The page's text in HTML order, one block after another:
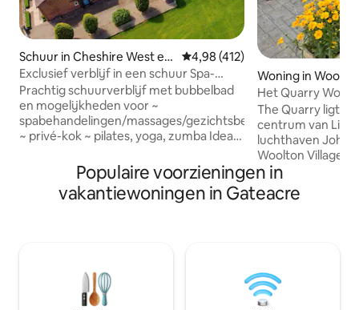
Schuur in Cheshire West en
Chester
Gemiddelde beoordeling van
4,98 (412)
Exclusief verblijf in een schuur Spa-
behandelingen en chef-kok ter plaatse
Prachtig schuurverblijf met bubbelbad
en mogelijkheden voor ~
spabehandelingen/massages/gezichtsbehandelingen
~ privé-kok ~ pilates, yoga, zumba Ideaal
terrein van het historische Oulton
Smithy. Dicht bij het racecircuit Oulton
Park in het prachtige platteland van
parkeergelegenheid en een prachtige
privé-hottub. De schuur heeft twee
slaapkamers en twee badkamers en
Woning in
Het Quarry
The Quarry ligt
centrum van
luchthaven John
Woolton Village,
plek om te
door de FT 2025.
beschikt over
Strawberry
van het huis waar
Populaire voorzieningen in
vakantiewoningen in Gateacre